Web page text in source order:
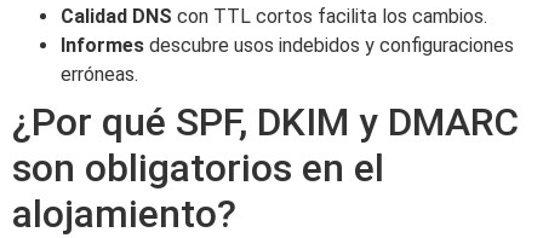
Calidad DNS con TTL cortos facilita los cambios.
Informes descubre usos indebidos y configuraciones
erróneas.
¿Por qué SPF, DKIM y DMARC
son obligatorios en el
alojamiento?